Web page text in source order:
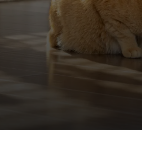
des solutions de
ScoopFree pour un